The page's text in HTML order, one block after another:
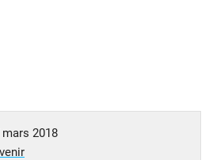
mars 2018